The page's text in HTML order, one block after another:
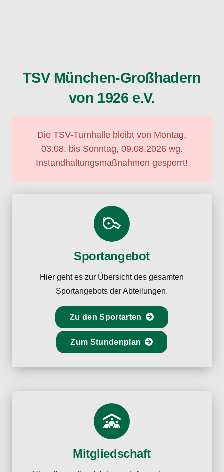
TSV München-Großhadern
von 1926 e.V.
Die TSV-Turnhalle bleibt von Montag,
03.08. bis Sonntag, 09.08.2026 wg.
Instandhaltungsmaßnahmen gesperrt!
Sportangebot
Hier geht es zur Übersicht des gesamten
Sportangebots der Abteilungen.
Zu den Sportarten
Zum Stundenplan
Mitgliedschaft